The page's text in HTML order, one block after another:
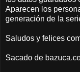
Aparecen los
generación de la
Saludos y felices
Sacado de